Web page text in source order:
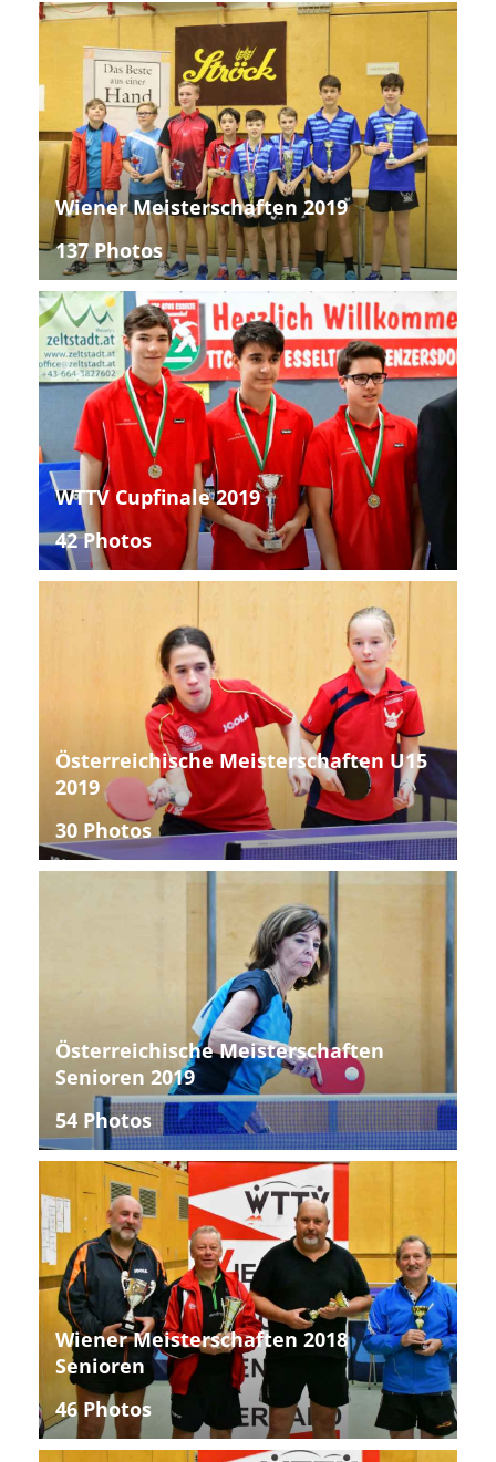
Wiener Meisterschaften 2019
137 Photos
WTTV Cupfinale 2019
42 Photos
Österreichische Meisterschaften U15
2019
30 Photos
Österreichische Meisterschaften
Senioren 2019
54 Photos
Wiener Meisterschaften 2018
Senioren
46 Photos